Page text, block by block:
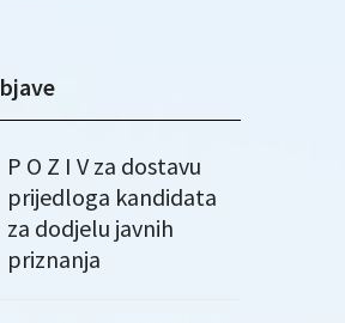
P O Z I V za dostavu
prijedloga kandidata
za dodjelu javnih
priznanja